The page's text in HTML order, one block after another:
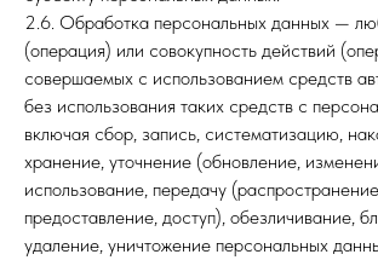
2.6. Обработка персональных данных —
(операция) или совокупность действий
совершаемых с использованием средств
без использования таких средств с
включая сбор, запись, систематизацию,
хранение, уточнение (обновление,
использование, передачу
предоставление, доступ), обезличивание,
удаление, уничтожение персональных